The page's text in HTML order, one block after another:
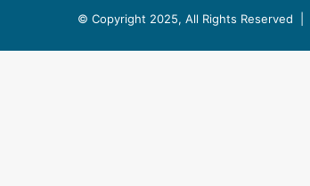
© Copyright 2025, All Rights Reserved |